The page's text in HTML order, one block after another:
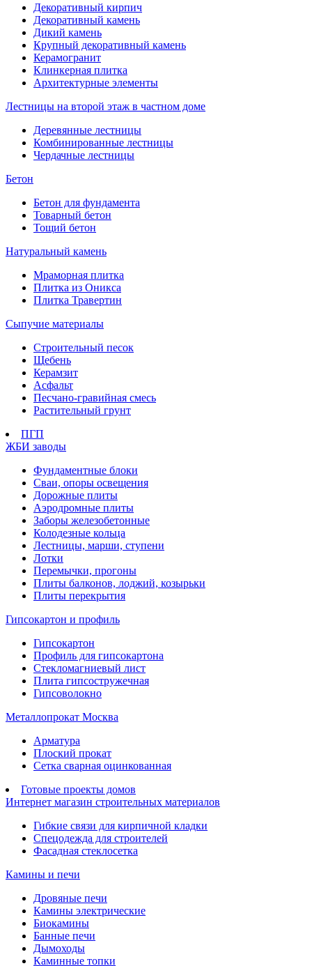
Декоративный кирпич
Декоративный камень
Дикий камень
Крупный декоративный камень
Керамогранит
Клинкерная плитка
Архитектурные элементы
Лестницы на второй этаж в частном доме
Деревянные лестницы
Комбинированные лестницы
Чердачные лестницы
Бетон
Бетон для фундамента
Товарный бетон
Тощий бетон
Натуральный камень
Мраморная плитка
Плитка из Оникса
Плитка Травертин
Сыпучие материалы
Строительный песок
Щебень
Керамзит
Асфальт
Песчано-гравийная смесь
Растительный грунт
ПГП
ЖБИ заводы
Фундаментные блоки
Сваи, опоры освещения
Дорожные плиты
Аэродромные плиты
Заборы железобетонные
Колодезные кольца
Лестницы, марши, ступени
Лотки
Перемычки, прогоны
Плиты балконов, лоджий, козырьки
Плиты перекрытия
Гипсокартон и профиль
Гипсокартон
Профиль для гипсокартона
Стекломагниевый лист
Плита гипсостружечная
Гипсоволокно
Металлопрокат Москва
Арматура
Плоский прокат
Сетка сварная оцинкованная
Готовые проекты домов
Интернет магазин строительных материалов
Гибкие связи для кирпичной кладки
Спецодежда для строителей
Фасадная стеклосетка
Камины и печи
Дровяные печи
Камины электрические
Биокамины
Банные печи
Дымоходы
Каминные топки